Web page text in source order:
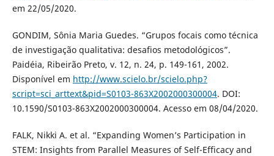
em 22/05/2020.
GONDIM, Sônia Maria Guedes. “Grupos focais como técnica
de investigação qualitativa: desafios metodológicos”.
Paidéia, Ribeirão Preto, v. 12, n. 24, p. 149-161, 2002.
Disponível em http://www.scielo.br/scielo.php?
script=sci_arttext&pid=S0103-863X2002000300004. DOI:
10.1590/S0103-863X2002000300004. Acesso em 08/04/2020.
FALK, Nikki A. et al. “Expanding Women’s Participation in
STEM: Insights from Parallel Measures of Self-Efficacy and